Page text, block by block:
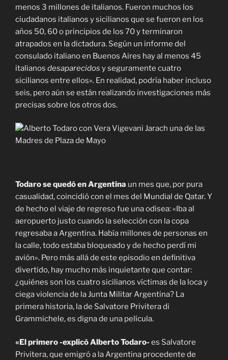
menos 3 millones de italianos. Fueron muchos los
ciudadanos italianos y sicilianos que se fueron en los
años 50, 60 o principios de los 70 y terminaron
atrapados en la dictadura. Según un informe del
consulado italiano en Buenos Aires hay al menos 45
italianos desaparecidos y seguramente cuatro
sicilianos entre ellos». En realidad, podría haber incluso
seis, pero aún se están realizando investigaciones más
precisas sobre los otros dos.
Alberto Todaro con Vera Vigevani Jarach una de las
Madres de Plaza de Mayo
Todaro se quedó en Argentina un mes que, por pura
casualidad, coincidió con el mes del Mundial de Qatar. Y
de hecho el viaje de regreso fue una odisea: «Iba al
aeropuerto justo cuando la selección con la copa
regresaba a Argentina. Había millones de personas en
la calle, todo estaba bloqueado y de hecho perdí mi
avión». Pero más allá de este episodio en definitiva
divertido, hay mucho más inquietante que contar:
¿quiénes son los cuatro sicilianos víctimas de la loca y
ciega violencia de la Junta Militar Argentina? La
primera historia, la de Salvatore Privitera di
Grammichele, es digna de una película.
«El primero -explicó Alberto Todaro- es Salvatore
Privitera, que emigró a la Argentina procedente de